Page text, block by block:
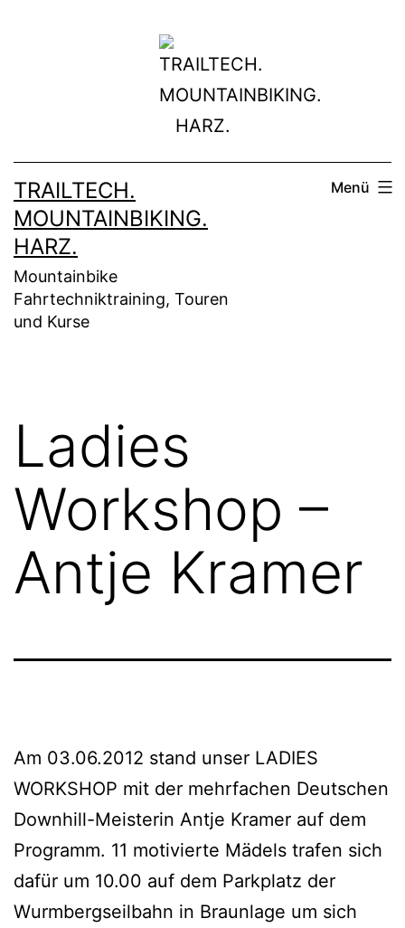
TRAILTECH.
MOUNTAINBIKING.
HARZ.
Mountainbike
Fahrtechniktraining, Touren
und Kurse
Menü
Ladies
Workshop –
Antje Kramer
Am 03.06.2012 stand unser LADIES
WORKSHOP mit der mehrfachen Deutschen
Downhill-Meisterin Antje Kramer auf dem
Programm. 11 motivierte Mädels trafen sich
dafür um 10.00 auf dem Parkplatz der
Wurmbergseilbahn in Braunlage um sich